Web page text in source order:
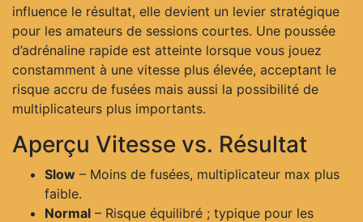
influence le résultat, elle devient un levier stratégique
pour les amateurs de sessions courtes. Une poussée
d’adrénaline rapide est atteinte lorsque vous jouez
constamment à une vitesse plus élevée, acceptant le
risque accru de fusées mais aussi la possibilité de
multiplicateurs plus importants.
Aperçu Vitesse vs. Résultat
Slow – Moins de fusées, multiplicateur max plus
faible.
Normal – Risque équilibré ; typique pour les